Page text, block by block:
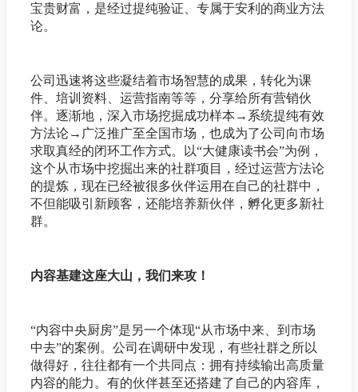
宝贵财富，是经过提纯验证、专属于安利的商业方法
论。
公司迅速将这些凝结着市场智慧的成果，转化为课
件、培训资料、运营指南等等，分享给所有营销伙
伴。逐渐地，深入市场挖掘成功样本→系统提纯有效
方法论→广泛推广至全国市场，也成为了公司向市场
求取真经的闭环工作方式。以“大健康读书会”为例，
这个从市场中挖掘出来的社群项目，经过运营方法论
的提炼，现在已经被很多伙伴运用在自己的社群中，
不但能吸引新顾客，还能培养新伙伴，孵化更多新社
群。
内容基建这座大山，我们来攻！
“内容中央厨房”是另一个体现“从市场中来、到市场
中去”的案例。公司在调研中发现，有些社群之所以
做得好，往往都有一个共同点：拥有持续输出高质量
内容的能力。有的伙伴甚至还搭建了自己的内容库，